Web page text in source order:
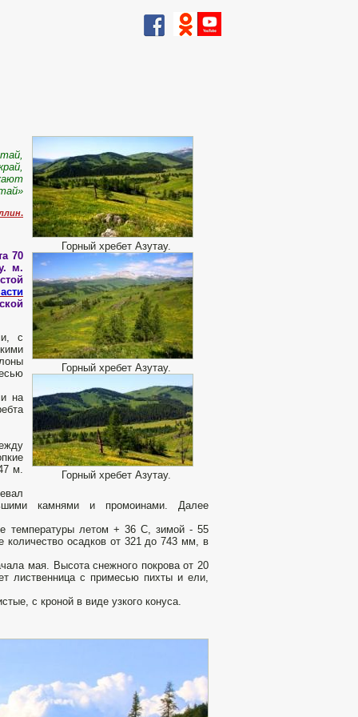
Горный хребет Азутау.
Горный хребет Азутау.
Горный хребет Азутау.
.
70
м.
с
на
м.
камнями и промоинами. Далее
температуры летом + 36 С, зимой - 55
количество осадков от 321 до 743 мм, в
мая. Высота снежного покрова от 20
лиственница с примесью пихты и ели,
с кроной в виде узкого конуса.